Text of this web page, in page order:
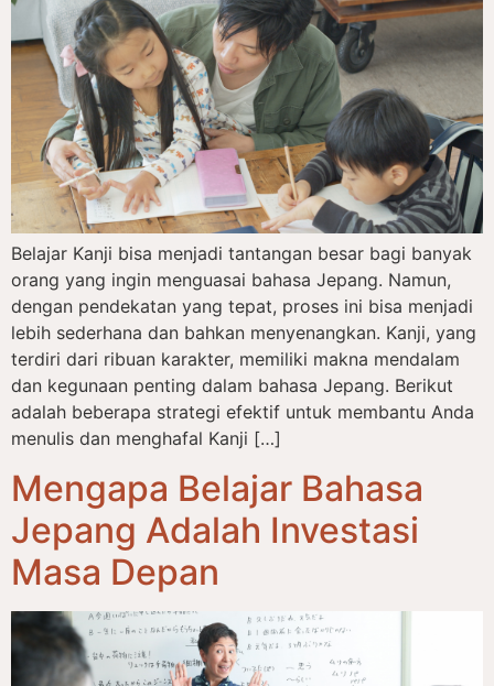
Belajar Kanji bisa menjadi tantangan besar bagi banyak
orang yang ingin menguasai bahasa Jepang. Namun,
dengan pendekatan yang tepat, proses ini bisa menjadi
lebih sederhana dan bahkan menyenangkan. Kanji, yang
terdiri dari ribuan karakter, memiliki makna mendalam
dan kegunaan penting dalam bahasa Jepang. Berikut
adalah beberapa strategi efektif untuk membantu Anda
menulis dan menghafal Kanji […]
Mengapa Belajar Bahasa
Jepang Adalah Investasi
Masa Depan